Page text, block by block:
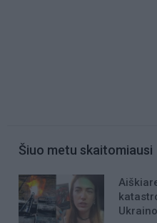
Šiuo metu skaitomiausi